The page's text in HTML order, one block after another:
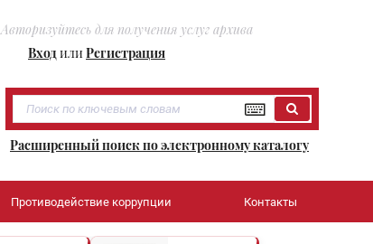
Авторизуйтесь для получения услуг архива
ВходилиРегистрация
Расширенный поиск по электронному каталогу
Противодействие коррупции Контакты